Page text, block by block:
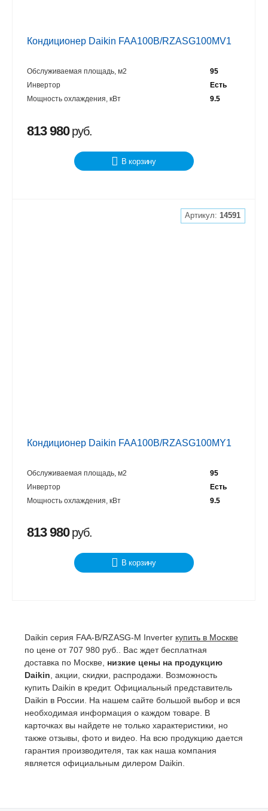
Кондиционер Daikin FAA100B/RZASG100MV1
Обслуживаемая площадь, м2
95
Инвертор
Есть
Мощность охлаждения, кВт
9.5
813 980руб.
В корзину
Артикул:14591
Кондиционер Daikin FAA100B/RZASG100MY1
Обслуживаемая площадь, м2
95
Инвертор
Есть
Мощность охлаждения, кВт
9.5
813 980руб.
В корзину
Daikin серия FAA-B/RZASG-M Inverter купить в Москве
по цене от 707 980 руб.. Вас ждет бесплатная
доставка по Москве, низкие цены на продукцию
Daikin , акции, скидки, распродажи. Возможность
купить Daikin в кредит. Официальный представитель
Daikin в России. На нашем сайте большой выбор и вся
необходимая информация о каждом товаре. В
карточках вы найдете не только характеристики, но
также отзывы, фото и видео. На всю продукцию дается
гарантия производителя, так как наша компания
является официальным дилером Daikin.